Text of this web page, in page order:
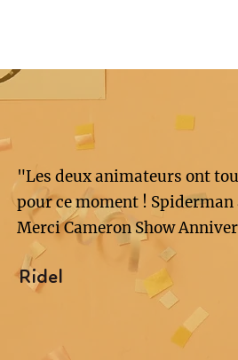
"Les deux animateurs ont
pour ce moment !
Merci Cameron Show
Ridel